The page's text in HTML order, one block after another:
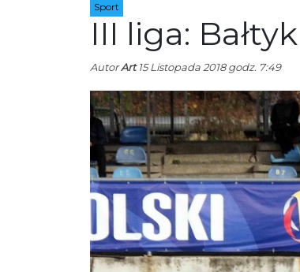
Sport
III liga:
AutorArt15 Listopada 2018 godz. 7:49